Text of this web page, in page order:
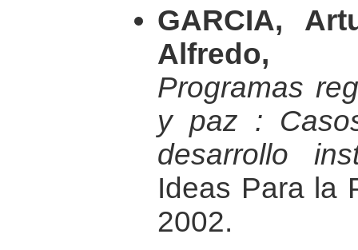
GARCIA,
Alfredo,
Programas
y paz :
desarrollo
Ideas Para la
2002.